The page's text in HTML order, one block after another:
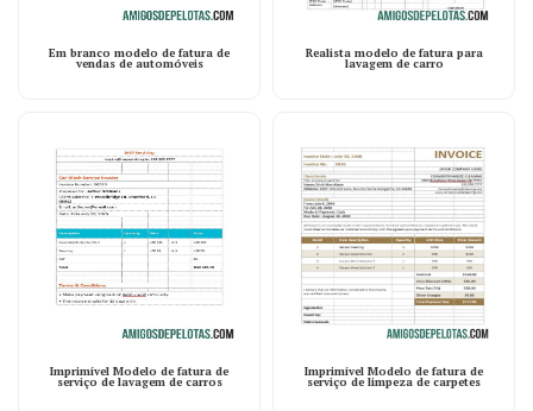
Em branco modelo de fatura de
vendas de automóveis
Realista modelo de fatura para
lavagem de carro
Imprimível Modelo de fatura de
serviço de lavagem de carros
Imprimível Modelo de fatura de
serviço de limpeza de carpetes